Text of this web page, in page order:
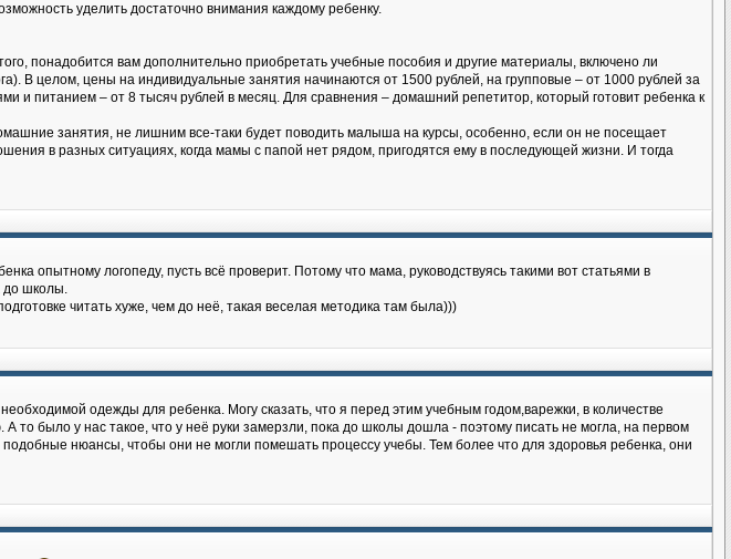
уделить достаточно внимания каждому ребенку.
понадобится вам дополнительно приобретать учебные пособия и другие материалы, включено ли
В целом, цены на индивидуальные занятия начинаются от 1500 рублей, на групповые – от 1000 рублей за
и питанием – от 8 тысяч рублей в месяц. Для сравнения – домашний репетитор, который готовит ребенка к
занятия, не лишним все-таки будет поводить малыша на курсы, особенно, если он не посещает
в разных ситуациях, когда мамы с папой нет рядом, пригодятся ему в последующей жизни. И тогда
опытному логопеду, пусть всё проверит. Потому что мама, руководствуясь такими вот статьями в
до школы.
читать хуже, чем до неё, такая веселая методика там была)))
одежды для ребенка. Могу сказать, что я перед этим учебным годом,варежки, в количестве
то было у нас такое, что у неё руки замерзли, пока до школы дошла - поэтому писать не могла, на первом
нюансы, чтобы они не могли помешать процессу учебы. Тем более что для здоровья ребенка, они